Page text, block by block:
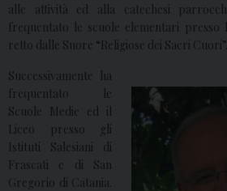
alle attività ed alla catechesi
frequentato le scuole elementari presso
retto dalle Suore “Religiose dei Sacri Cuori”.
Successivamente ha
frequentato le
Scuole Medie ed il
Liceo presso gli
Istituti Salesiani di
Frascati e di San
Gregorio di Catania.